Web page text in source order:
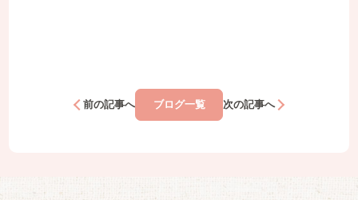
前の記事へ ブログ一覧 次の記事へ